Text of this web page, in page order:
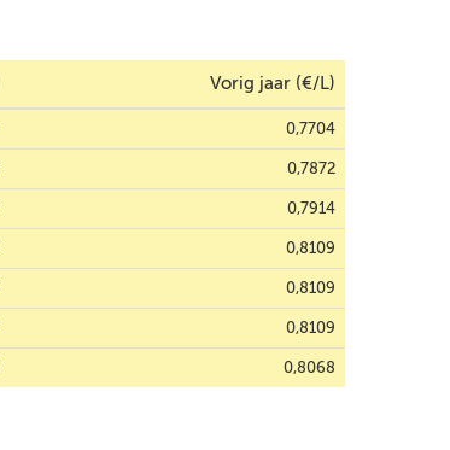
Vorig jaar (€/L)
0,7704
0,7872
0,7914
0,8109
0,8109
0,8109
0,8068